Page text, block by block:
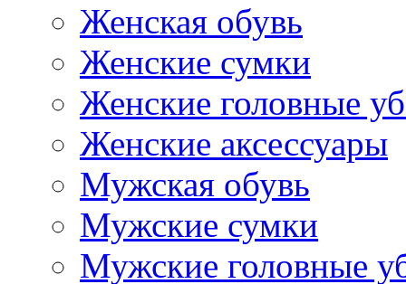
Женская обувь
Женские сумки
Женские головные
Женские аксессуары
Мужская обувь
Мужские сумки
Мужские головные